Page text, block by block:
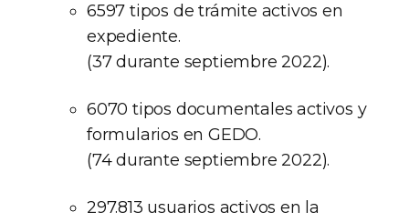
6597 tipos de trámite activos en
expediente.
(37 durante septiembre 2022).
6070 tipos documentales activos y
formularios en GEDO.
(74 durante septiembre 2022).
297.813 usuarios activos en la